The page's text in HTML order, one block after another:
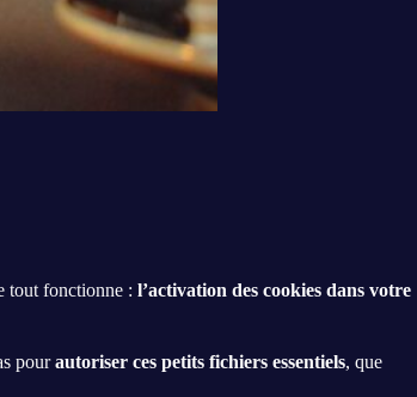
tout fonctionne : l’activation des cookies dans votre
pourautoriser ces petits fichiers essentiels, que